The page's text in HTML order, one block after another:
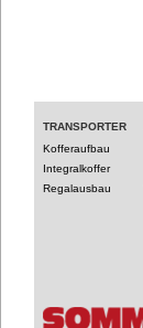
TRANSPORTER
Kofferaufbau
Integralkoffer
Regalausbau